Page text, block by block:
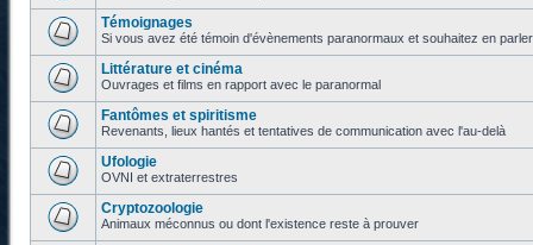
Témoignages
Si vous avez été témoin d'évènements paranormaux et souhaitez en
Littérature et cinéma
Ouvrages et films en rapport avec le paranormal
Fantômes et spiritisme
Revenants, lieux hantés et tentatives de communication avec l'au-delà
Ufologie
OVNI et extraterrestres
Cryptozoologie
Animaux méconnus ou dont l'existence reste à prouver